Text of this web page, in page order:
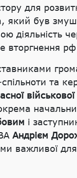
для
який був
діяльність
вторгнення рф
та
військової
і
Андрієм
важливої